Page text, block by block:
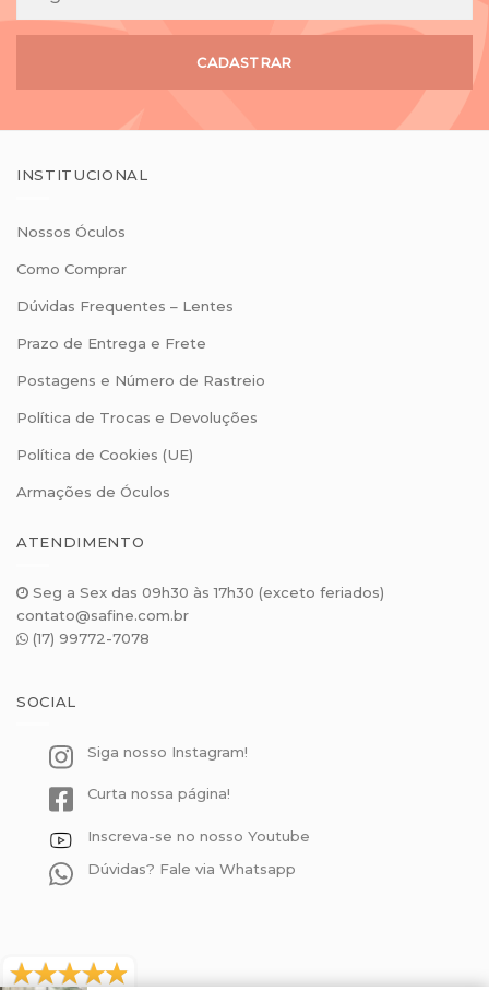
CADASTRAR
INSTITUCIONAL
Nossos Óculos
Como Comprar
Dúvidas Frequentes – Lentes
Prazo de Entrega e Frete
Postagens e Número de Rastreio
Política de Trocas e Devoluções
Política de Cookies (UE)
Armações de Óculos
ATENDIMENTO
Seg a Sex das 09h30 às 17h30 (exceto feriados)
contato@safine.com.br
(17) 99772-7078
SOCIAL
Siga nosso Instagram!
Curta nossa página!
Inscreva-se no nosso Youtube
Dúvidas? Fale via Whatsapp